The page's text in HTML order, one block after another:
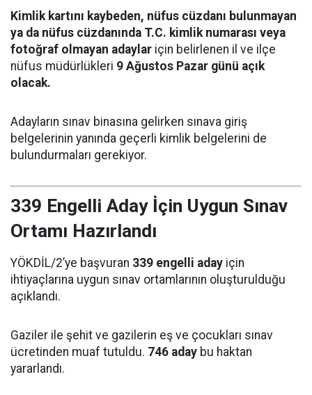
Kimlik kartını kaybeden, nüfus cüzdanı bulunmayan
ya da nüfus cüzdanında T.C. kimlik numarası veya
fotoğraf olmayan adaylar için belirlenen il ve ilçe
nüfus müdürlükleri 9 Ağustos Pazar günü açık
olacak.
Adayların sınav binasına gelirken sınava giriş
belgelerinin yanında geçerli kimlik belgelerini de
bulundurmaları gerekiyor.
339 Engelli Aday İçin Uygun Sınav
Ortamı Hazırlandı
YÖKDİL/2’ye başvuran 339 engelli aday için
ihtiyaçlarına uygun sınav ortamlarının oluşturulduğu
açıklandı.
Gaziler ile şehit ve gazilerin eş ve çocukları sınav
ücretinden muaf tutuldu. 746 aday bu haktan
yararlandı.